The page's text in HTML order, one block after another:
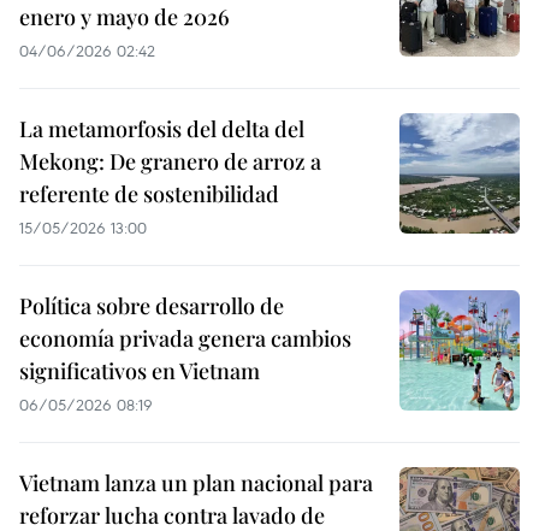
enero y mayo de 2026
04/06/2026 02:42
La metamorfosis del delta del
Mekong: De granero de arroz a
referente de sostenibilidad
15/05/2026 13:00
Política sobre desarrollo de
economía privada genera cambios
significativos en Vietnam
06/05/2026 08:19
Vietnam lanza un plan nacional para
reforzar lucha contra lavado de